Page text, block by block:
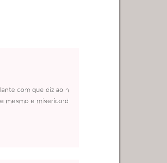
com que diz ao n
mesmo e misericord